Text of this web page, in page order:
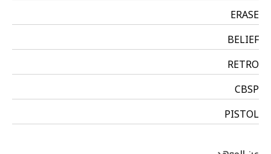
ERASE
BELIEF
RETRO
CBSP
PISTOL